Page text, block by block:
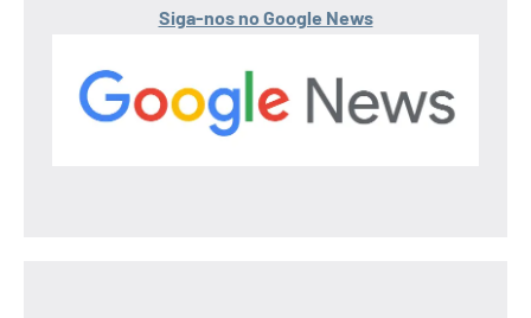
Siga-nos no Google News